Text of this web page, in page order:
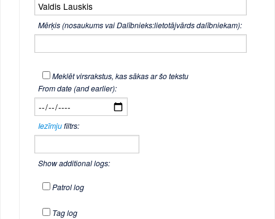
Mērķis (nosaukums vai Dalībnieks:lietotājvārds dalībniekam):
Meklēt virsrakstus, kas sākas ar šo tekstu
From date (and earlier):
Iezīmjufiltrs:
Show additional logs:
Patrol log
Tag log